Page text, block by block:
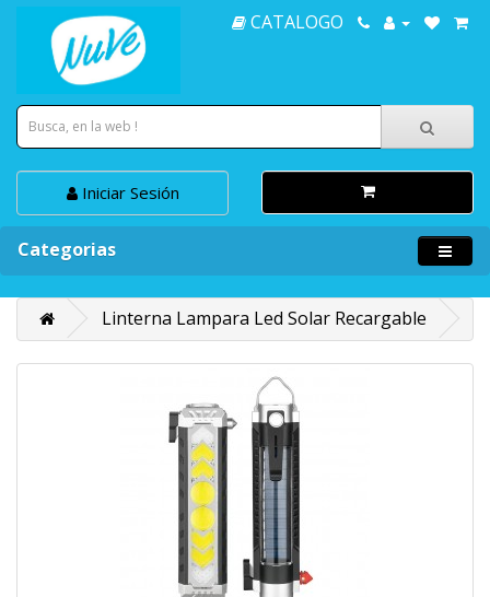
CATALOGO
Iniciar Sesión
Categorias
Linterna Lampara Led Solar Recargable